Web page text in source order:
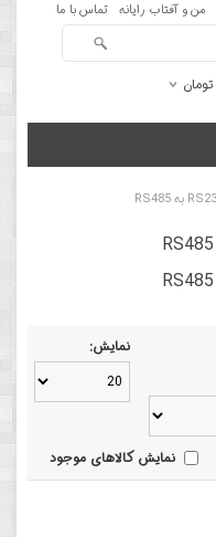
من و آفتاب رایانه تماس با ما
نمایش:
نمایش کالاهای موجود